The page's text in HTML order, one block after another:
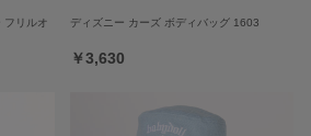
フリルオ
ディズニー カーズ ボディバッグ 1603
￥3,630